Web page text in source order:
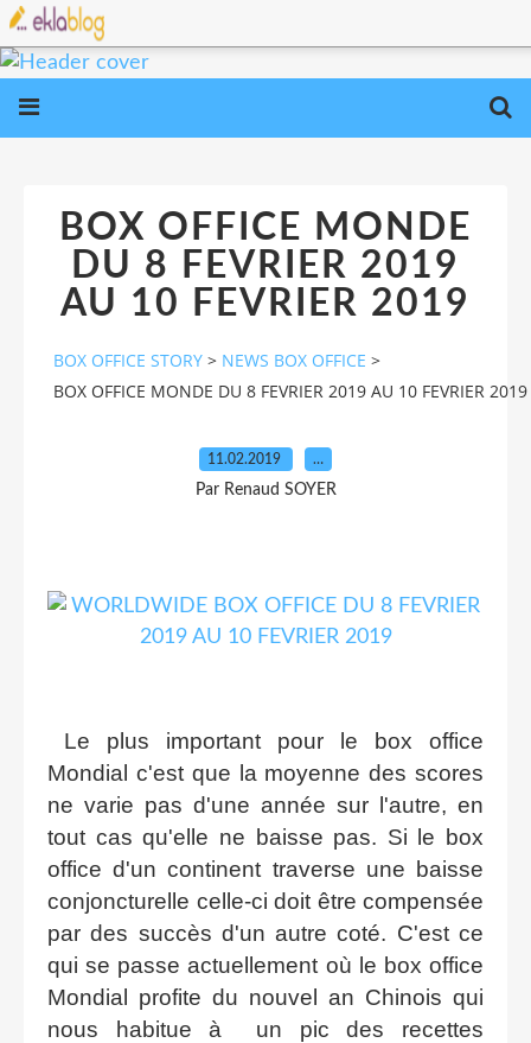
BOX OFFICE MONDE
DU 8 FEVRIER 2019
AU 10 FEVRIER 2019
BOX OFFICE STORY > NEWS BOX OFFICE >
BOX OFFICE MONDE DU 8 FEVRIER 2019 AU 10 FEVRIER 2019
11.02.2019 …
Par Renaud SOYER
Le plus important pour le box office
Mondial c'est que la moyenne des scores
ne varie pas d'une année sur l'autre, en
tout cas qu'elle ne baisse pas. Si le box
office d'un continent traverse une baisse
conjoncturelle celle-ci doit être compensée
par des succès d'un autre coté. C'est ce
qui se passe actuellement où le box office
Mondial profite du nouvel an Chinois qui
nous habitue à un pic des recettes